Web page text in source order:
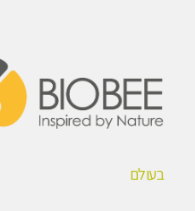
בעולם